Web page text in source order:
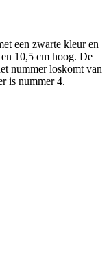
een zwarte kleur en
10,5 cm hoog. De
nummer loskomt van
is nummer 4.